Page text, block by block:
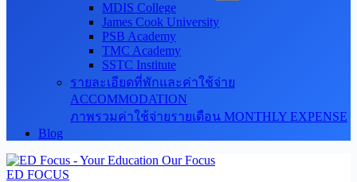
MDIS College
James Cook University
PSB Academy
TMC Academy
SSTC Institute
รายละเอียดที่พักและค่าใช้จ่าย
ACCOMMODATION
ภาพรวมค่าใช้จ่ายรายเดือน MONTHLY EXPENSE
Blog
ED FOCUS